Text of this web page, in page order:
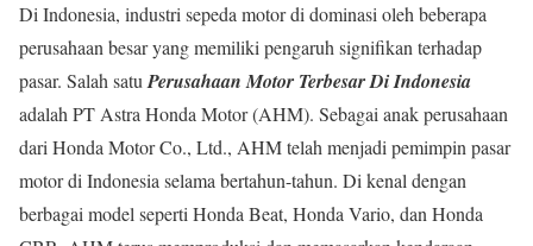
Di Indonesia, industri sepeda motor di dominasi oleh beberapa
perusahaan besar yang memiliki pengaruh signifikan terhadap
pasar. Salah satuPerusahaan Motor Terbesar Di Indonesia
adalah PT Astra Honda Motor (AHM). Sebagai anak perusahaan
dari Honda Motor Co., Ltd., AHM telah menjadi pemimpin pasar
motor di Indonesia selama bertahun-tahun. Di kenal dengan
berbagai model seperti Honda Beat, Honda Vario, dan Honda